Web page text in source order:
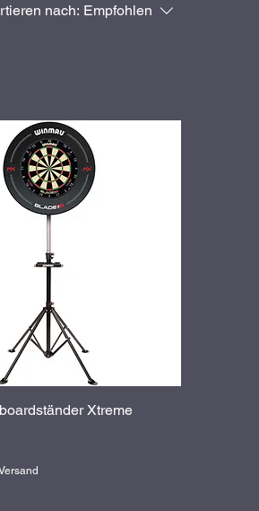
nach: Empfohlen
SchnellansichtXtreme